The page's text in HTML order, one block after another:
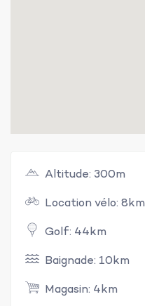
Altitude: 300m
Location vélo: 8km
Golf: 44km
Baignade: 10km
Magasin: 4km